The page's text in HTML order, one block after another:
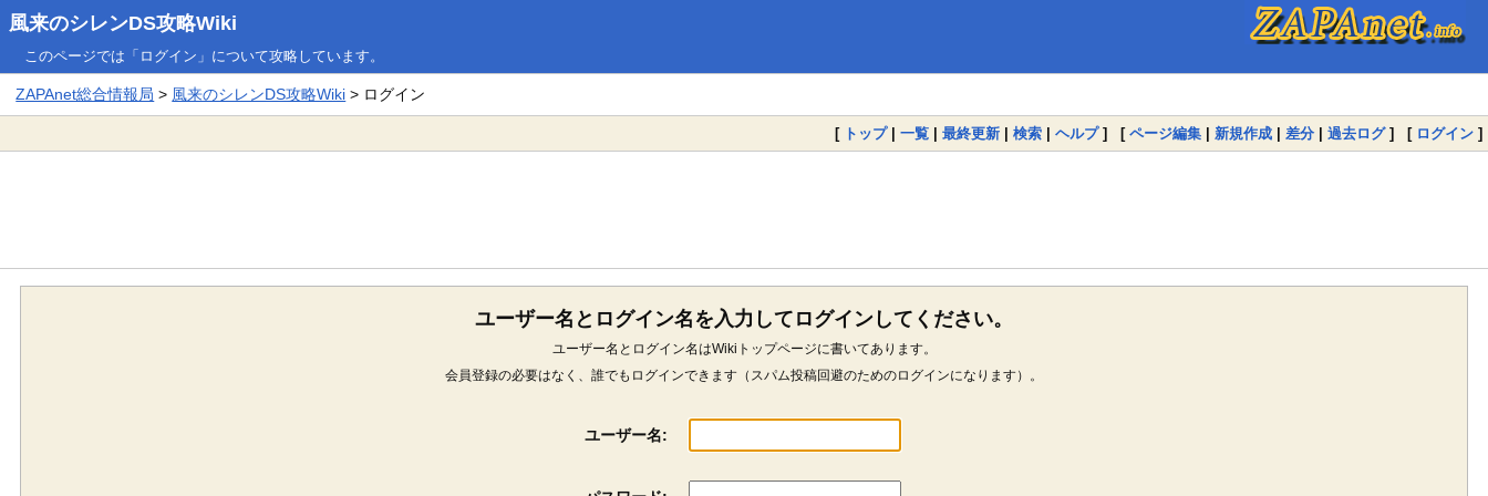
風来のシレンDS攻略Wiki
このページでは「ログイン」について攻略しています。
ZAPAnet総合情報局 > 風来のシレンDS攻略Wiki > ログイン
[ トップ| 一覧 | 最終更新 | 検索 | ヘルプ] [ ページ編集 | 新規作成 | 差分 | 過去ログ] [ ログイン ]
ユーザー名とログイン名を入力してログインしてください。
ユーザー名とログイン名はWikiトップページに書いてあります。
会員登録の必要はなく、誰でもログインできます（スパム投稿回避のためのログインになります）。
ユーザー名: